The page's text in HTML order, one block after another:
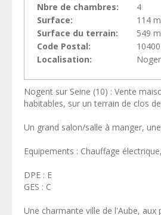
Nbre de chambres:
4
Surface:
114 m
Surface du terrain: 549 m
Code Postal:
10400
Localisation:
Nogent sur Seine (10) : Vente
habitables, sur un terrain de clos
Un grand salon/salle à manger,
Equipements : Chauffage
DPE : E
GES : C
Une charmante ville de l'Aube,